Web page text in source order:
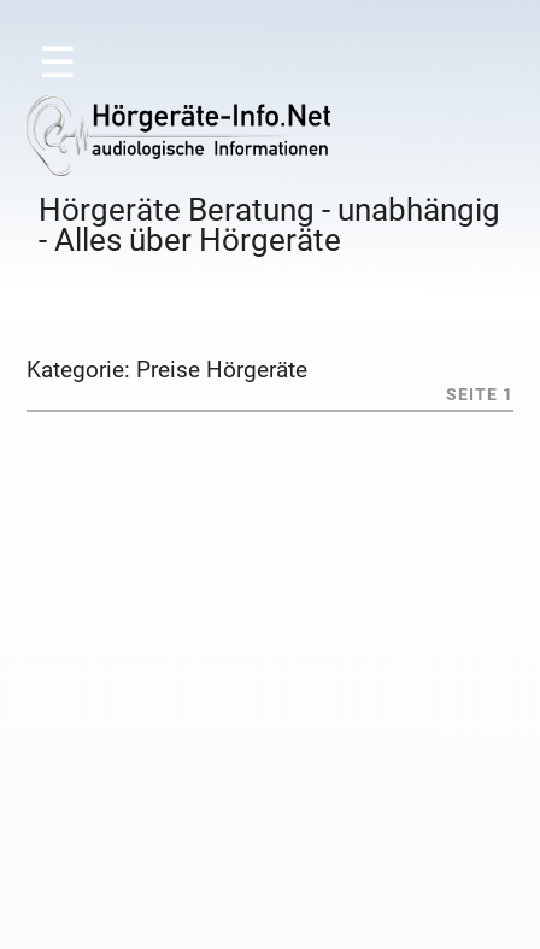
☰
Hörgeräte Beratung - unabhängig
- Alles über Hörgeräte
Kategorie: Preise Hörgeräte
SEITE 1